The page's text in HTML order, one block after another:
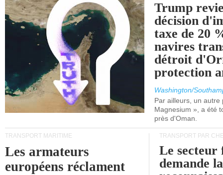
Trump
décision
taxe de 20
navires
détroit
protection
Washington/
Par ailleurs, un autre
Magnesium », a été
près d'Oman.
TRANSPORT MARITIME
Les armateurs
européens réclament
TRANSPORT PAR
Le
demande la